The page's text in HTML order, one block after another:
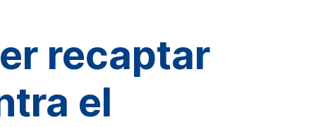
recaptar
el